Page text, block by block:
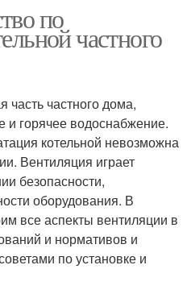
по
частного
частного дома,
горячее водоснабжение.
котельной невозможна
Вентиляция играет
безопасности,
оборудования. В
все аспекты вентиляции в
и нормативов и
по установке и